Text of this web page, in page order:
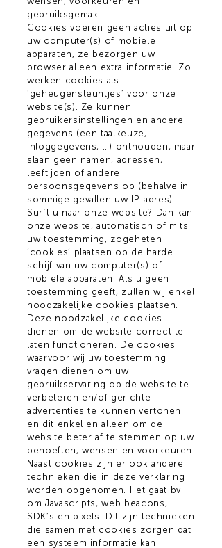
gebruiksgemak.
Cookies voeren geen acties uit op
uw computer(s) of mobiele
apparaten, ze bezorgen uw
browser alleen extra informatie. Zo
werken cookies als
‘geheugensteuntjes’ voor onze
website(s). Ze kunnen
gebruikersinstellingen en andere
gegevens (een taalkeuze,
inloggegevens, …) onthouden, maar
slaan geen namen, adressen,
leeftijden of andere
persoonsgegevens op (behalve in
sommige gevallen uw IP-adres).
Surft u naar onze website? Dan kan
onze website, automatisch of mits
uw toestemming, zogeheten
‘cookies’ plaatsen op de harde
schijf van uw computer(s) of
mobiele apparaten. Als u geen
toestemming geeft, zullen wij enkel
noodzakelijke cookies plaatsen.
Deze noodzakelijke cookies
dienen om de website correct te
laten functioneren. De cookies
waarvoor wij uw toestemming
vragen dienen om uw
gebruikservaring op de website te
verbeteren en/of gerichte
advertenties te kunnen vertonen
en dit enkel en alleen om de
website beter af te stemmen op uw
behoeften, wensen en voorkeuren.
Naast cookies zijn er ook andere
technieken die in deze verklaring
worden opgenomen. Het gaat bv.
om Javascripts, web beacons,
SDK’s en pixels. Dit zijn technieken
die samen met cookies zorgen dat
een systeem informatie kan